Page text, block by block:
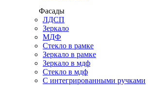
Фасады
ЛДСП
Зеркало
МДФ
Стекло в рамке
Зеркало в рамке
Зеркало в мдф
Стекло в мдф
С интегрированными ручками